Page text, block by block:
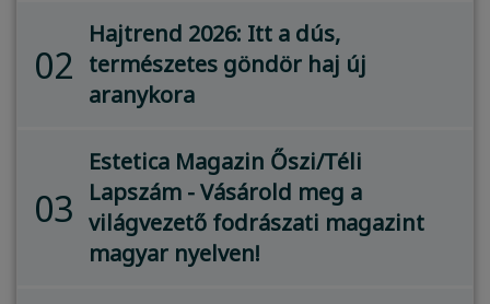
02
Hajtrend 2026: Itt a dús,
természetes göndör haj új
aranykora
03
Estetica Magazin Őszi/Téli
Lapszám - Vásárold meg a
világvezető fodrászati magazint
magyar nyelven!